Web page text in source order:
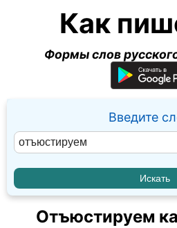
Как
Формы слов
Введите
Отъюстируем